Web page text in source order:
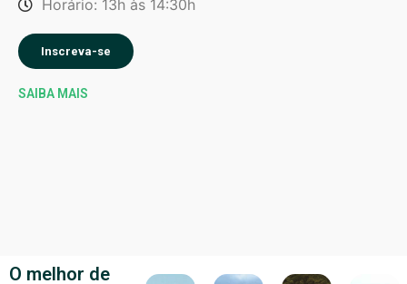
Horário: 13h às 14:30h
Inscreva-se
SAIBA MAIS
O melhor de